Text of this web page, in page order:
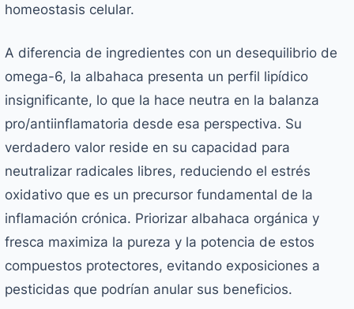
homeostasis celular.
A diferencia de ingredientes con un desequilibrio de
omega-6, la albahaca presenta un perfil lipídico
insignificante, lo que la hace neutra en la balanza
pro/antiinflamatoria desde esa perspectiva. Su
verdadero valor reside en su capacidad para
neutralizar radicales libres, reduciendo el estrés
oxidativo que es un precursor fundamental de la
inflamación crónica. Priorizar albahaca orgánica y
fresca maximiza la pureza y la potencia de estos
compuestos protectores, evitando exposiciones a
pesticidas que podrían anular sus beneficios.